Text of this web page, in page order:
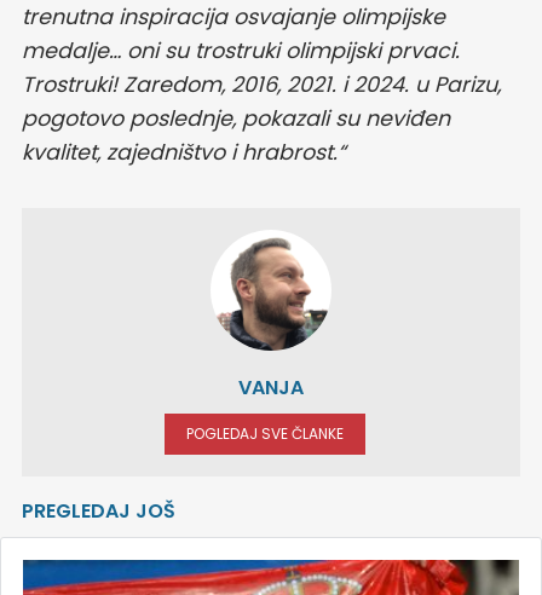
trenutna inspiracija osvajanje olimpijske
medalje… oni su trostruki olimpijski prvaci.
Trostruki! Zaredom, 2016, 2021. i 2024. u Parizu,
pogotovo poslednje, pokazali su neviđen
kvalitet, zajedništvo i hrabrost.“
VANJA
POGLEDAJ SVE ČLANKE
PREGLEDAJ JOŠ